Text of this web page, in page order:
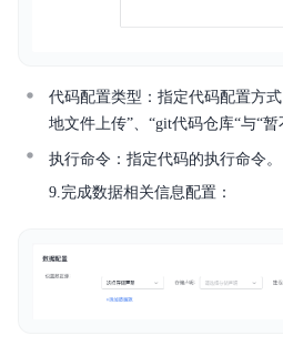
代码配置类型：指定代码配置方
地文件上传”、“git代码仓库“与“暂
执行命令：指定代码的执行命令。
9.完成数据相关信息配置：